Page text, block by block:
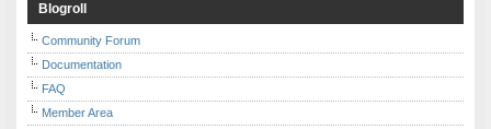
Blogroll
Community Forum
Documentation
FAQ
Member Area